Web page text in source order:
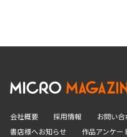
会社概要 採用情報
お問い合
書店様へお知らせ
作品アンケー